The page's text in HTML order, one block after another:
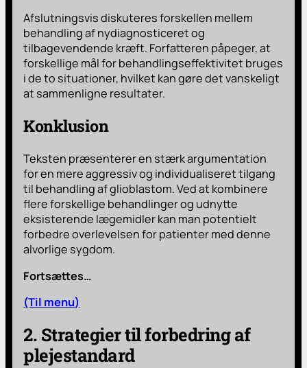
Afslutningsvis diskuteres forskellen mellem
behandling af nydiagnosticeret og
tilbagevendende kræft. Forfatteren påpeger, at
forskellige mål for behandlingseffektivitet bruges
i de to situationer, hvilket kan gøre det vanskeligt
at sammenligne resultater.
Konklusion
Teksten præsenterer en stærk argumentation
for en mere aggressiv og individualiseret tilgang
til behandling af glioblastom. Ved at kombinere
flere forskellige behandlinger og udnytte
eksisterende lægemidler kan man potentielt
forbedre overlevelsen for patienter med denne
alvorlige sygdom.
Fortsættes…
(Til menu)
2. Strategier til forbedring af
plejestandard